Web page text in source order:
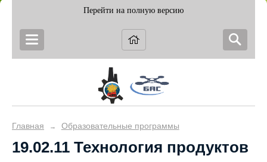
Перейти на полную версию
Главная → Образовательные программы
19.02.11 Технология продуктов